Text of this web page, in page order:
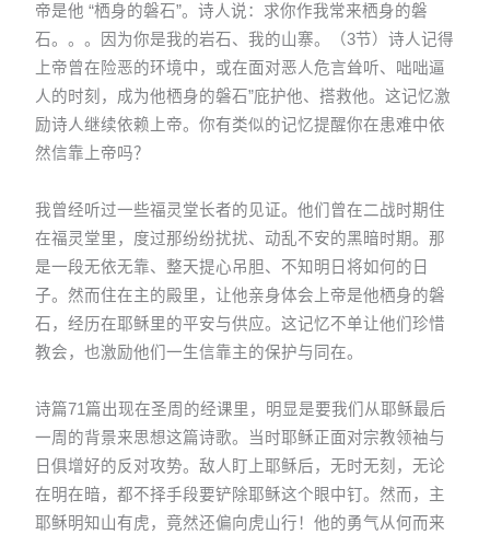
帝是他 “栖身的磐石”。诗人说：求你作我常来栖身的磐
石。。。因为你是我的岩石、我的山寨。（3节）诗人记得
上帝曾在险恶的环境中，或在面对恶人危言耸听、咄咄逼
人的时刻，成为他栖身的磐石”庇护他、搭救他。这记忆激
励诗人继续依赖上帝。你有类似的记忆提醒你在患难中依
然信靠上帝吗？
我曾经听过一些福灵堂长者的见证。他们曾在二战时期住
在福灵堂里，度过那纷纷扰扰、动乱不安的黑暗时期。那
是一段无依无靠、整天提心吊胆、不知明日将如何的日
子。然而住在主的殿里，让他亲身体会上帝是他栖身的磐
石，经历在耶稣里的平安与供应。这记忆不单让他们珍惜
教会，也激励他们一生信靠主的保护与同在。
诗篇71篇出现在圣周的经课里，明显是要我们从耶稣最后
一周的背景来思想这篇诗歌。当时耶稣正面对宗教领袖与
日俱增好的反对攻势。敌人盯上耶稣后，无时无刻，无论
在明在暗，都不择手段要铲除耶稣这个眼中钉。然而，主
耶稣明知山有虎，竟然还偏向虎山行！他的勇气从何而来